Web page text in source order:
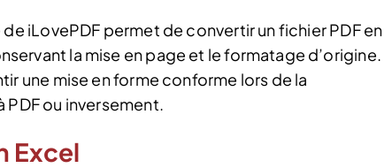
iLovePDF permet de convertir un fichier PDF en
la mise en page et le formatage d’origine.
une mise en forme conforme lors de la
ou inversement.
Excel